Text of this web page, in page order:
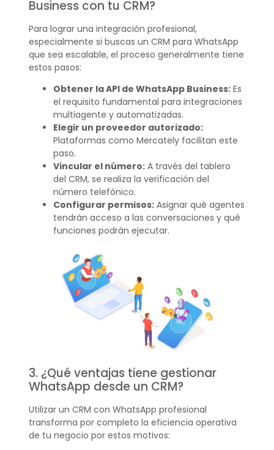
Business con tu CRM?
Para lograr una integración profesional,
especialmente si buscas un CRM para WhatsApp
que sea escalable, el proceso generalmente tiene
estos pasos:
Obtener la API de WhatsApp Business:Es
el requisito fundamental para integraciones
multiagente y automatizadas.
Elegir un proveedor autorizado:
Plataformas como Mercately facilitan este
paso.
Vincular el número:A través del tablero
del CRM, se realiza la verificación del
número telefónico.
Configurar permisos:Asignar qué agentes
tendrán acceso a las conversaciones y qué
funciones podrán ejecutar.
3. ¿Qué ventajas tiene gestionar
WhatsApp desde un CRM?
Utilizar un CRM con WhatsApp profesional
transforma por completo la eficiencia operativa
de tu negocio por estos motivos: